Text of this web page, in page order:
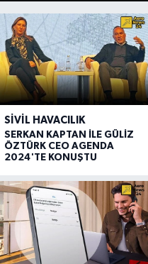
SIVIL HAVACILIK
SERKAN KAPTAN İLE GÜLİZ
ÖZTÜRK CEO AGENDA
2024'TE KONUŞTU